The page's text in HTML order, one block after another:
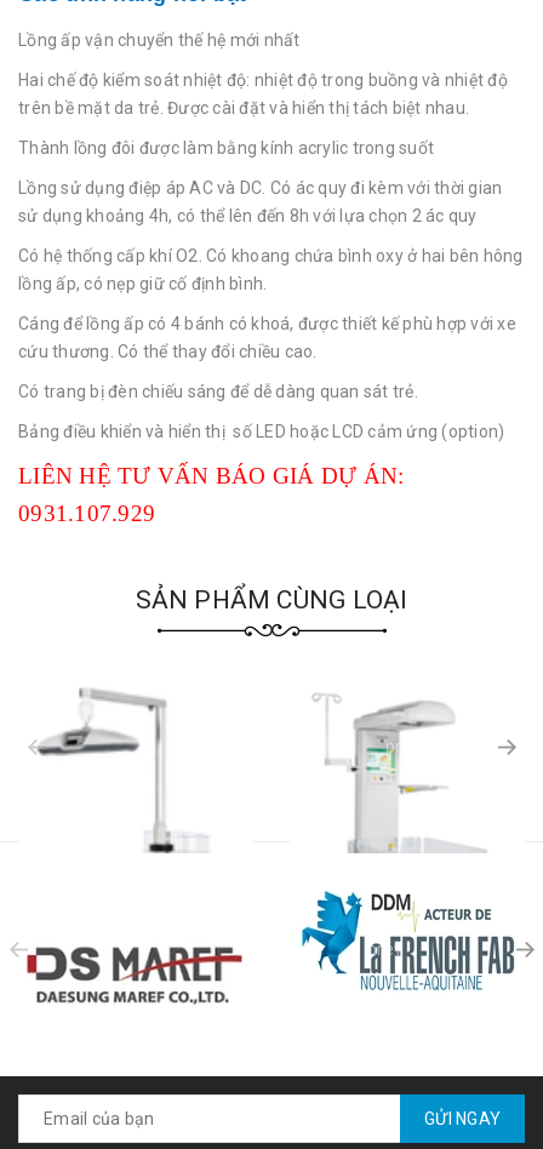
Lồng ấp vận chuyển thế hệ mới nhất
Hai chế độ kiểm soát nhiệt độ: nhiệt độ trong buồng và nhiệt độ
trên bề mặt da trẻ. Được cài đặt và hiển thị tách biệt nhau.
Thành lồng đôi được làm bằng kính acrylic trong suốt
Lồng sử dụng điệp áp AC và DC. Có ác quy đi kèm với thời gian
sử dụng khoảng 4h, có thể lên đến 8h với lựa chọn 2 ác quy
Có hệ thống cấp khí O2. Có khoang chứa bình oxy ở hai bên hông
lồng ấp, có nẹp giữ cố định bình.
Cáng để lồng ấp có 4 bánh có khoá, được thiết kế phù hợp với xe
cứu thương. Có thể thay đổi chiều cao.
Có trang bị đèn chiếu sáng để dễ dàng quan sát trẻ.
Bảng điều khiển và hiển thị số LED hoặc LCD cảm ứng (option)
LIÊN HỆ TƯ VẤN BÁO GIÁ DỰ ÁN:
0931.107.929
SẢN PHẨM CÙNG LOẠI
MÁY SƯỞI ẤM TRẺ SƠ SINH
Liên hệ
prev
prev
GỬI NGAY